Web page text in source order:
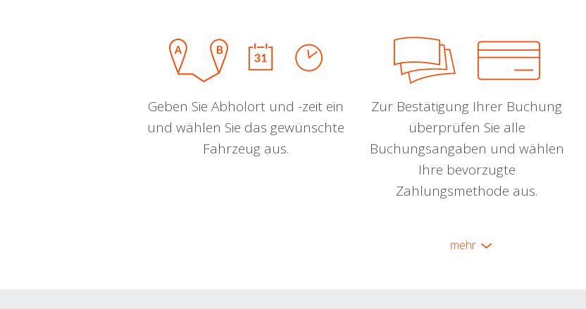
Geben Sie Abholort und -zeit ein
und wählen Sie das gewünschte
Fahrzeug aus.
Zur Bestätigung Ihrer Buchung
überprüfen Sie alle
Buchungsangaben und wählen
Ihre bevorzugte
Zahlungsmethode aus.
mehr